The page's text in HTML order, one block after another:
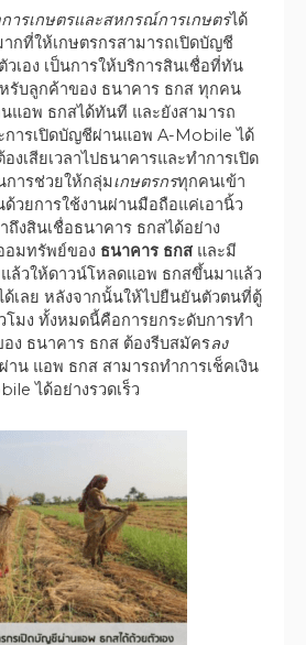
ารเกษตรและสหกรณ์การเกษตรได้
ากที่ให้เกษตรกรสามารถเปิดบัญชี
เอง เป็นการให้บริการสินเชื่อที่ทัน
รับลูกค้าของ ธนาคาร ธกส ทุกคน
แอพ ธกสได้ทันที และยังสามารถ
การเปิดบัญชีผ่านแอพ A-Mobile ได้
งเสียเวลาไปธนาคารและทำการเปิด
ารช่วยให้กลุ่มเกษตรกรทุกคนเข้า
ด้วยการใช้งานผ่านมือถือแค่เอานิ้ว
ถึงสินเชื่อธนาคาร ธกสได้อย่าง
อมทรัพย์ของ ธนาคาร ธกส และมี
แล้วให้ดาวน์โหลดแอพ ธกสขึ้นมาแล้ว
ด้เลย หลังจากนั้นให้ไปยืนยันตัวตนที่ตู้
โมง ทั้งหมดนี้คือการยกระดับการทำ
อง ธนาคาร ธกส ต้องรีบสมัครลง
าน แอพ ธกส สามารถทำการเช็คเงิน
ได้อย่างรวดเร็ว